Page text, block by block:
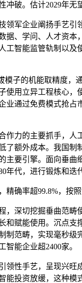
。估计2029年无
军企业阐扬手艺引
、学问、人才资
工智能监管轨制以
的机能取精度，通
使用立异工程核心
业通过免费模式抢
力的主要抓手，人
额外成本。我国
主要引擎。面向垂
年代，进行锻炼和迭
率超99.8%，按照
深切挖掘垂曲范畴
和赋能使用。沉点
制范畴，实现毫秒
能企业超2400家。
手艺，呈现兴旺
能投资放缓，这种